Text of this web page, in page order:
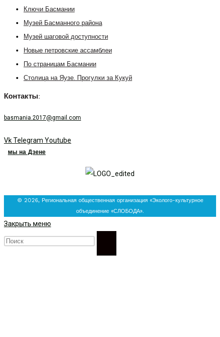
Ключи Басмании
Музей Басманного района
Музей шаговой доступности
Новые петровские ассамблеи
По страницам Басмании
Столица на Яузе. Прогулки за Кукуй
Контакты:
basmania.2017@gmail.com
VkTelegram Youtube
мы на Дзене
© 2026, Региональная общественная организация «Эколого-культурное
объединение «СЛОБОДА».
Закрыть меню